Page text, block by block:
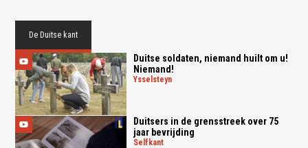
De Duitse kant
Duitse soldaten, niemand huilt om u!
Niemand!
ysselsteyn
Duitsers in de grensstreek over 75
jaar bevrijding
selfkant